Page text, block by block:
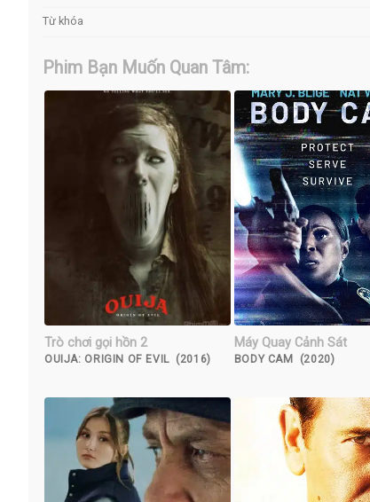
Từ khóa
Phim Bạn Muốn Quan Tâm:
Trò chơi gọi hồn 2
OUIJA: ORIGIN OF EVIL (2016)
Máy Quay Cảnh Sát
BODY CAM (2020)